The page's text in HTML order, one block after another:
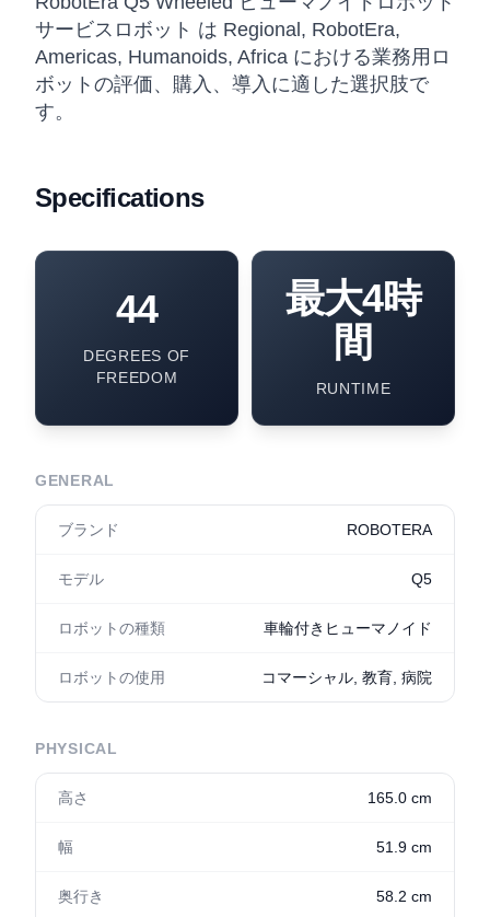
サービスロボット は Regional, RobotEra,
Americas, Humanoids, Africa における業務用ロ
ボットの評価、購入、導入に適した選択肢で
す。
Specifications
44
DEGREES OF
FREEDOM
最大4時
間
RUNTIME
GENERAL
ブランド ROBOTERA
モデル Q5
ロボットの種類 車輪付きヒューマノイド
ロボットの使用 コマーシャル, 教育, 病院
PHYSICAL
高さ 165.0 cm
幅 51.9 cm
奥行き 58.2 cm